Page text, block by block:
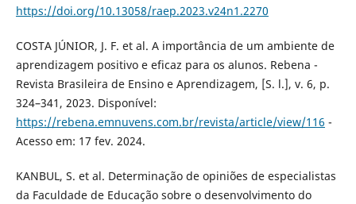
https://doi.org/10.13058/raep.2023.v24n1.2270
COSTA JÚNIOR, J. F. et al. A importância de um ambiente de
aprendizagem positivo e eficaz para os alunos. Rebena -
Revista Brasileira de Ensino e Aprendizagem, [S. l.], v. 6, p.
324–341, 2023. Disponível:
https://rebena.emnuvens.com.br/revista/article/view/116 -
Acesso em: 17 fev. 2024.
KANBUL, S. et al. Determinação de opiniões de especialistas
da Faculdade de Educação sobre o desenvolvimento do